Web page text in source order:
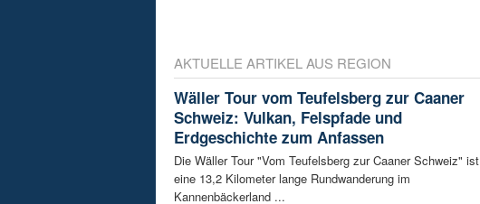
AKTUELLE ARTIKEL AUS REGION
Wäller Tour vom Teufelsberg zur Caaner
Schweiz: Vulkan, Felspfade und
Erdgeschichte zum Anfassen
Die Wäller Tour "Vom Teufelsberg zur Caaner Schweiz" ist
eine 13,2 Kilometer lange Rundwanderung im
Kannenbäckerland ...